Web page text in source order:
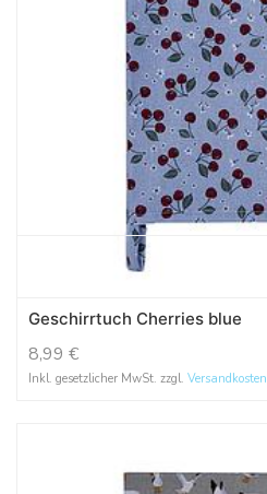
Geschirrtuch Cherries blue
8,99 €
Inkl. gesetzlicher MwSt. zzgl. Versandkosten